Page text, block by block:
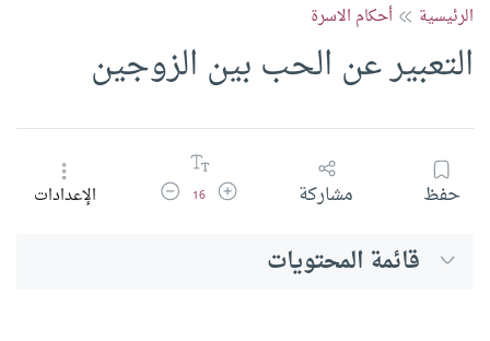
الرئيسية أحكام الاسرة
التعبير عن الحب بين الزوجين
حفظ مشاركة زيادة حجم الخط
16 تقليل حجم الخطالإعدادات
قائمة المحتويات